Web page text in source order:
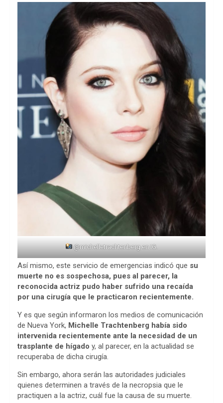
@michelletrachtenberg en IG.
Así mismo, este servicio de emergencias indicó que su
muerte no es sospechosa, pues al parecer, la
reconocida actriz pudo haber sufrido una recaída
por una cirugía que le practicaron recientemente.
Y es que según informaron los medios de comunicación
de Nueva York, Michelle Trachtenberg había sido
intervenida recientemente ante la necesidad de un
trasplante de hígado y, al parecer, en la actualidad se
recuperaba de dicha cirugía.
Sin embargo, ahora serán las autoridades judiciales
quienes determinen a través de la necropsia que le
practiquen a la actriz, cuál fue la causa de su muerte.